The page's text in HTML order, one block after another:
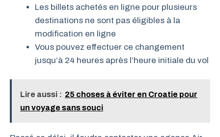
Les billets achetés en ligne pour plusieurs
destinations ne sont pas éligibles à la
modification en ligne
Vous pouvez effectuer ce changement
jusqu’à 24 heures après l’heure initiale du vol
Lire aussi : 25 choses à éviter en Croatie pour
un voyage sans souci